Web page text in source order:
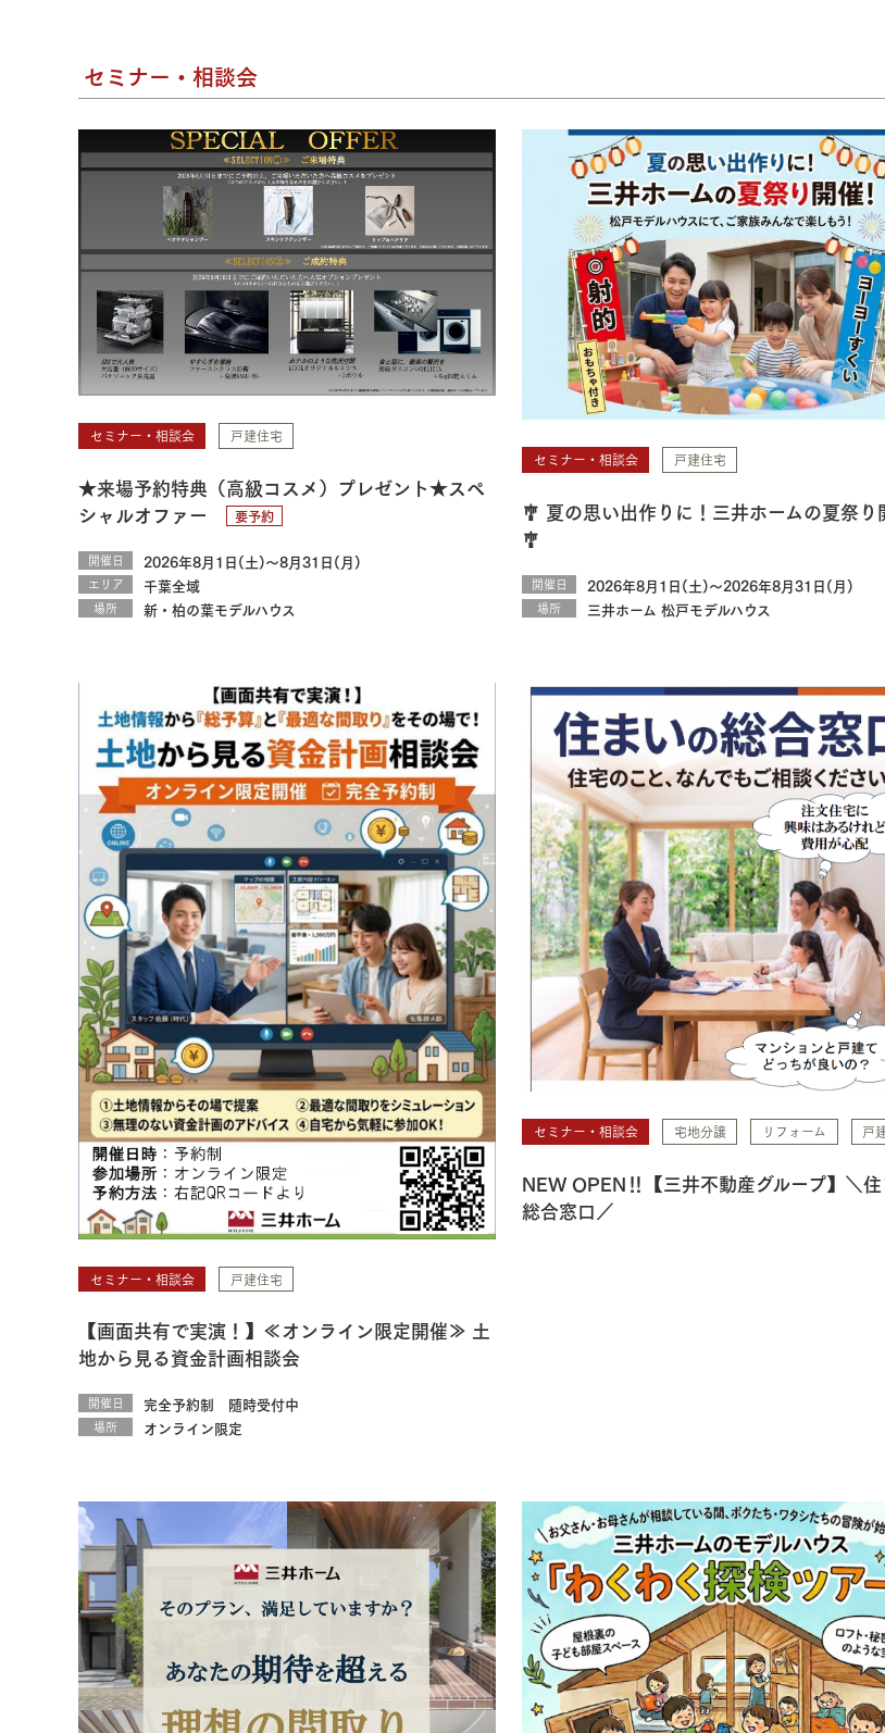
セミナー・相談会
セミナー・相談会 戸建住宅
★来場予約特典（高級コスメ）プレゼント★スペ
シャルオファー
要予約
開催日 2026年8月1日(土)～8月31日(月)
エリア 千葉全域
場所 新・柏の葉モデルハウス
セミナー・相談会 戸建住宅
🎐 夏の思い出作りに！三井ホームの夏祭り
🎐
開催日 2026年8月1日(土)～2026年8月31日(月)
場所 三井ホーム 松戸モデルハウス
セミナー・相談会 戸建住宅
【画面共有で実演！】≪オンライン限定開催≫ 土
地から見る資金計画相談会
開催日 完全予約制 随時受付中
場所 オンライン限定
セミナー・相談会 宅地分譲 リフォーム 戸
NEW OPEN‼【三井不動産グループ】＼
総合窓口／